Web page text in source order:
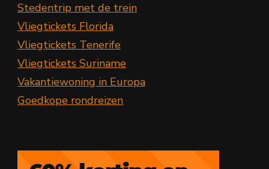
Stedentrip met de trein
Vliegtickets Florida
Vliegtickets Tenerife
Vliegtickets Suriname
Vakantiewoning in Europa
Goedkope rondreizen